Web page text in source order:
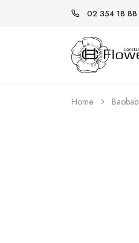
02 354 18 88
Home Baobab